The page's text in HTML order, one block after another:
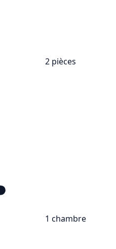
2 pièces
1 chambre